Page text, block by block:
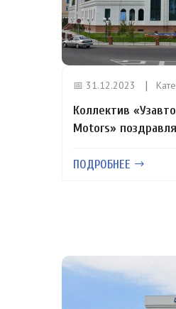
📅 31.12.2023
Коллектив
Motors»
ПОДРОБНЕЕ